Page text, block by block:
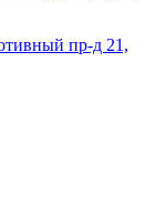
пр-д 21,